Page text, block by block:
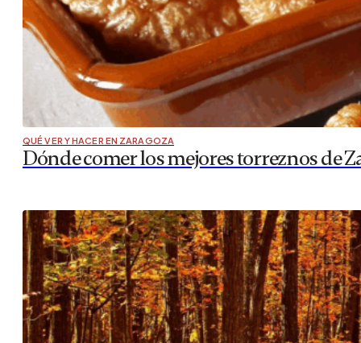
QUÉ VER Y HACER EN ZARAGOZA
Dónde comer los mejores torreznos de